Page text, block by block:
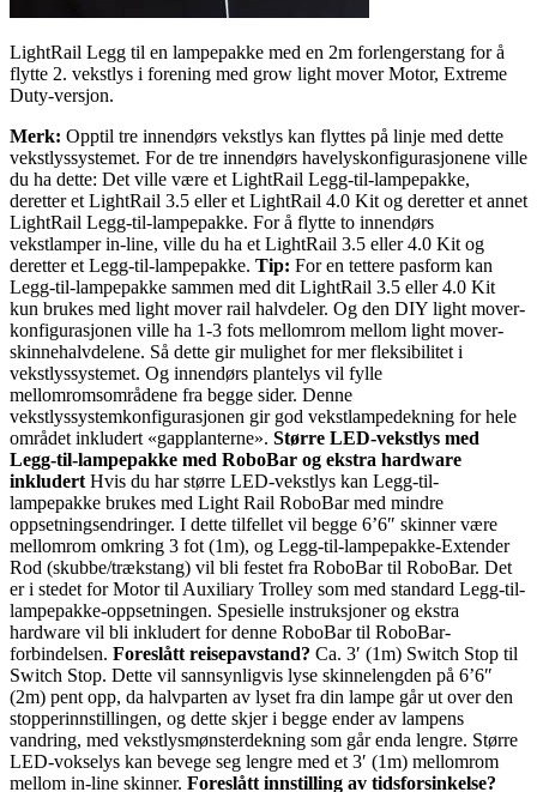
LightRail Legg til en lampepakke med en 2m forlengerstang for å
flytte 2. vekstlys i forening med grow light mover Motor, Extreme
Duty-versjon.
Merk: Opptil tre innendørs vekstlys kan flyttes på linje med dette
vekstlyssystemet. For de tre innendørs havelyskonfigurasjonene ville
du ha dette: Det ville være et LightRail Legg-til-lampepakke,
deretter et LightRail 3.5 eller et LightRail 4.0 Kit og deretter et annet
LightRail Legg-til-lampepakke. For å flytte to innendørs
vekstlamper in-line, ville du ha et LightRail 3.5 eller 4.0 Kit og
deretter et Legg-til-lampepakke. Tip: For en tettere pasform kan
Legg-til-lampepakke sammen med dit LightRail 3.5 eller 4.0 Kit
kun brukes med light mover rail halvdeler. Og den DIY light mover-
konfigurasjonen ville ha 1-3 fots mellomrom mellom light mover-
skinnehalvdelene. Så dette gir mulighet for mer fleksibilitet i
vekstlyssystemet. Og innendørs plantelys vil fylle
mellomromsområdene fra begge sider. Denne
vekstlyssystemkonfigurasjonen gir god vekstlampedekning for hele
området inkludert «gapplanterne». Større LED-vekstlys med
Legg-til-lampepakke med RoboBar og ekstra hardware
inkludert Hvis du har større LED-vekstlys kan Legg-til-
lampepakke brukes med Light Rail RoboBar med mindre
oppsetningsendringer. I dette tilfellet vil begge 6’6″ skinner være
mellomrom omkring 3 fot (1m), og Legg-til-lampepakke-Extender
Rod (skubbe/trækstang) vil bli festet fra RoboBar til RoboBar. Det
er i stedet for Motor til Auxiliary Trolley som med standard Legg-til-
lampepakke-oppsetningen. Spesielle instruksjoner og ekstra
hardware vil bli inkludert for denne RoboBar til RoboBar-
forbindelsen. Foreslått reisepavstand? Ca. 3′ (1m) Switch Stop til
Switch Stop. Dette vil sannsynligvis lyse skinnelengden på 6’6″
(2m) pent opp, da halvparten av lyset fra din lampe går ut over den
stopperinnstillingen, og dette skjer i begge ender av lampens
vandring, med vekstlysmønsterdekning som går enda lengre. Større
LED-vokselys kan bevege seg lengre med et 3′ (1m) mellomrom
mellom in-line skinner. Foreslått innstilling av tidsforsinkelse?